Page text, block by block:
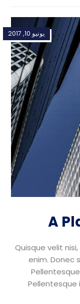
A
يونيو 10, 2017
Quisque velit
enim. Donec
Pellentesque